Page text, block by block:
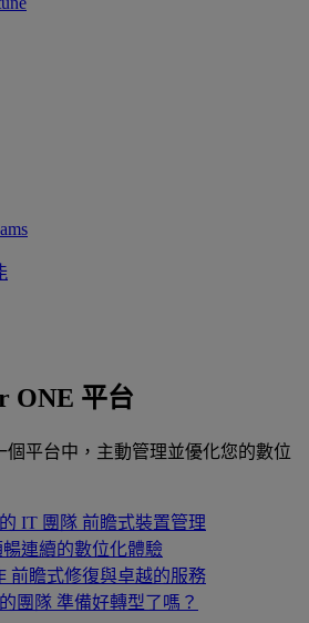
ONE 平台
個平台中，主動管理並優化您的數位
IT 團隊 前瞻式裝置管理
暢連續的數位化體驗
前瞻式修復與卓越的服務
團隊 準備好轉型了嗎？